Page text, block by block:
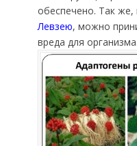
обеспечено. Так же,
Левзею, можно
вреда для организма.